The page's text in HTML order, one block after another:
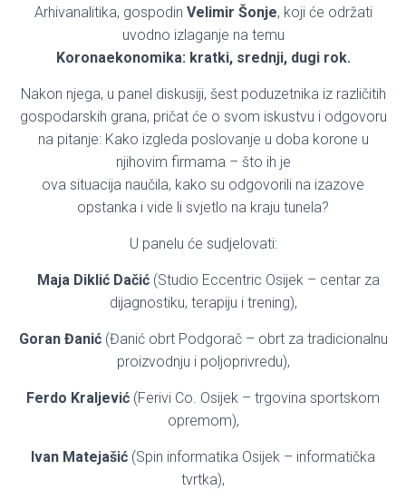
Arhivanalitika, gospodin Velimir Šonje, koji će održati
uvodno izlaganje na temu
Koronaekonomika: kratki, srednji, dugi rok.
Nakon njega, u panel diskusiji, šest poduzetnika iz različitih
gospodarskih grana, pričat će o svom iskustvu i odgovoru
na pitanje: Kako izgleda poslovanje u doba korone u
njihovim firmama – što ih je
ova situacija naučila, kako su odgovorili na izazove
opstanka i vide li svjetlo na kraju tunela?
U panelu će sudjelovati:
Maja Diklić Dačić (Studio Eccentric Osijek – centar za
dijagnostiku, terapiju i trening),
Goran Đanić(Đanić obrt Podgorač – obrt za tradicionalnu
proizvodnju i poljoprivredu),
Ferdo Kraljević (Ferivi Co. Osijek – trgovina sportskom
opremom),
Ivan Matejašić (Spin informatika Osijek – informatička
tvrtka),